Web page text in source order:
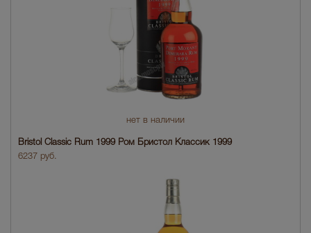
нет в наличии
Bristol Classic Rum 1999 Ром Бристол Классик 1999
6237 руб.